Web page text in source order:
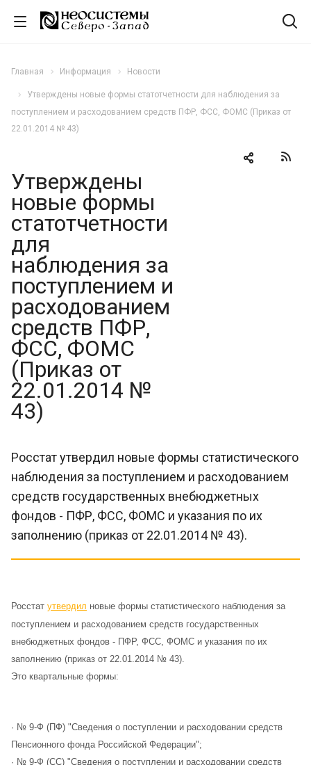
Главная Информация Новости
Утверждены новые формы статотчетности для наблюдения за
поступлением и расходованием средств ПФР, ФСС, ФОМС (Приказ от
22.01.2014 № 43)
Утверждены
новые формы
статотчетности
для
наблюдения за
поступлением и
расходованием
средств ПФР,
ФСС, ФОМС
(Приказ от
22.01.2014 №
43)
Росстат утвердил новые формы статистического
наблюдения за поступлением и расходованием
средств государственных внебюджетных
фондов - ПФР, ФСС, ФОМС и указания по их
заполнению (приказ от 22.01.2014 № 43).
Росстат утвердил новые формы статистического наблюдения за
поступлением и расходованием средств государственных
внебюджетных фондов - ПФР, ФСС, ФОМС и указания по их
заполнению (приказ от 22.01.2014 № 43).
Это квартальные формы:
· № 9-Ф (ПФ) "Сведения о поступлении и расходовании средств
Пенсионного фонда Российской Федерации";
· № 9-Ф (СС) "Сведения о поступлении и расходовании средств